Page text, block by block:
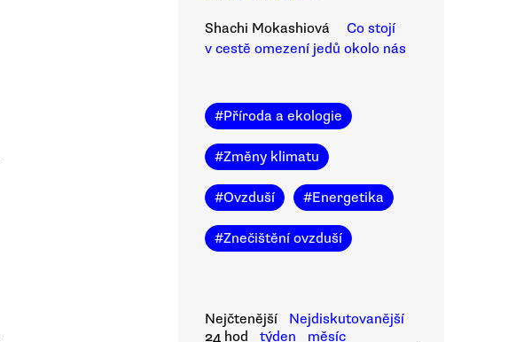
Shachi Mokashiová
Co stojí
v cestě omezení jedů okolo nás
#Příroda a ekologie
#Změny klimatu
#Ovzduší #Energetika
#Znečištění ovzduší
Nejčtenější
Nejdiskutovanější
24 hod
týden
měsíc